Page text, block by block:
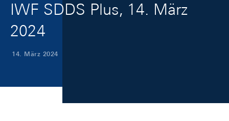
IWF SDDS Plus, 14. März
2024
14. März 2024